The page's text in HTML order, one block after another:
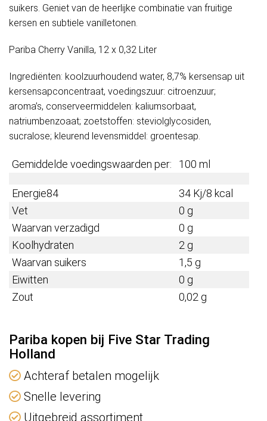
suikers. Geniet van de heerlijke combinatie van fruitige
kersen en subtiele vanilletonen.
Pariba Cherry Vanilla, 12 x 0,32 Liter
Ingrediënten: koolzuurhoudend water, 8,7% kersensap uit
kersensapconcentraat, voedingszuur: citroenzuur;
aroma’s, conserveermiddelen: kaliumsorbaat,
natriumbenzoaat; zoetstoffen: steviolglycosiden,
sucralose; kleurend levensmiddel: groentesap.
Gemiddelde voedingswaarden per: 100 ml
Energie84
34 Kj/8 kcal
Vet
0 g
Waarvan verzadigd
0 g
Koolhydraten
2 g
Waarvan suikers
1,5 g
Eiwitten
0 g
Zout
0,02 g
Pariba kopen bij Five Star Trading
Holland
Achteraf betalen mogelijk
Snelle levering
Uitgebreid assortiment